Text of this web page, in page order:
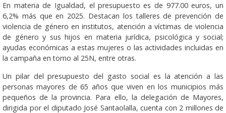
En materia de Igualdad, el presupuesto es de 977.00 euros, un
6,2% más que en 2025. Destacan los talleres de prevención de
violencia de género en institutos, atención a víctimas de violencia
de género y sus hijos en materia jurídica, psicológica y social;
ayudas económicas a estas mujeres o las actividades incluidas en
la campaña en torno al 25N, entre otras.
Un pilar del presupuesto del gasto social es la atención a las
personas mayores de 65 años que viven en los municipios más
pequeños de la provincia. Para ello, la delegación de Mayores,
dirigida por el diputado José Santaolalla, cuenta con 2 millones de